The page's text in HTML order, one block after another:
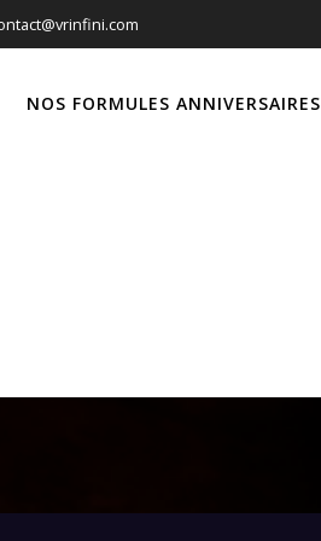
NOS FORMULES ANNIVERSAIRES